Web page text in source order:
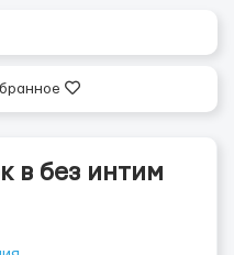
в без интим